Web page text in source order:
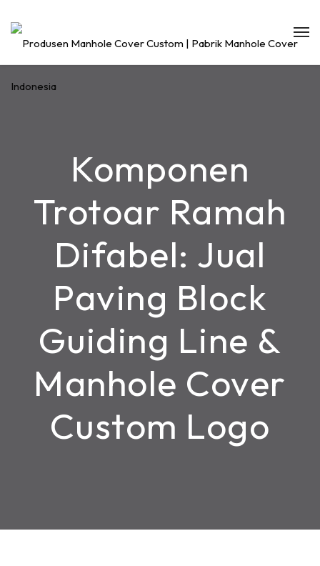
Komponen
Trotoar Ramah
Difabel: Jual
Paving Block
Guiding Line &
Manhole Cover
Custom Logo